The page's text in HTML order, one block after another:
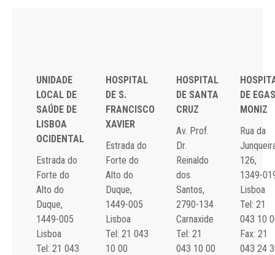
UNIDADE
LOCAL DE
SAÚDE DE
LISBOA
OCIDENTAL
Estrada do
Forte do
Alto do
Duque,
1449-005
Lisboa
Tel: 21 043
HOSPITAL
DE S.
FRANCISCO
XAVIER
Estrada do
Forte do
Alto do
Duque,
1449-005
Lisboa
Tel: 21 043
10 00
HOSPITAL
DE SANTA
CRUZ
Av. Prof.
Dr.
Reinaldo
dos
Santos,
2790-134
Carnaxide
Tel: 21
043 10 00
DE EGAS
MONIZ
Rua da
126,
1349-
Lisboa
Tel: 21
043 10
Fax: 21
043 24